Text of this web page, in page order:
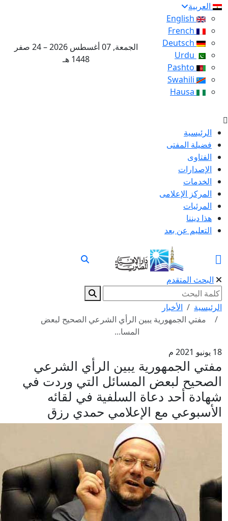
العربية
English
French
Deutsch
Pashto
Swahili
Hausa
الجمعة, 07 أغسطس 2026 – 24 صفر
1448 هـ
الرئيسية
فضيلة المفتى
الفتاوى
الإصدارات
الخدمات
المركز الإعلامى
المرئيات
هذا ديننا
التعليم عن بعد
البحث المتقدم
الرئيسية
الأخبار
مفتي الجمهورية يبين الرأي الشرعي الصحيح لبعض
المسا...
18 يونيو 2021 م
مفتي الجمهورية يبين الرأي الشرعي
الصحيح لبعض المسائل التي وردت في
شهادة أحد دعاة السلفية في لقائه
الأسبوعي مع الإعلامي حمدي رزق